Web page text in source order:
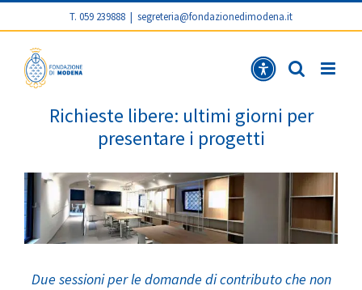
T. 059 239888 | segreteria@fondazionedimodena.it
Richieste libere: ultimi giorni per
presentare i progetti
Due sessioni per le domande di contributo che non